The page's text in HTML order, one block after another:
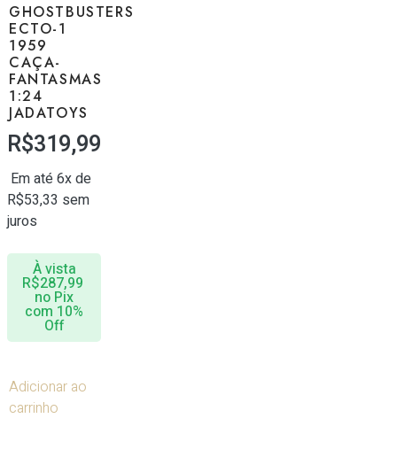
GHOSTBUSTERS
ECTO-1
1959
CAÇA-
FANTASMAS
1:24
JADATOYS
R$319,99
Em até 6x de
R$53,33 sem
juros
À vista
R$287,99
no Pix
com 10%
Off
Adicionar ao
carrinho